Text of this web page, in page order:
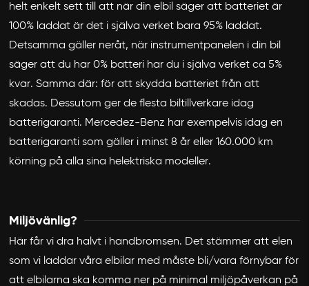
helt enkelt sett till att när din elbil säger att batteriet är
100% laddat är det i själva verket bara 95% laddat.
Detsamma gäller neråt, när instrumentpanelen i din bil
säger att du har 0% batteri har du i själva verket ca 5%
kvar. Samma där: för att skydda batteriet från att
skadas. Dessutom ger de flesta biltillverkare idag
batterigaranti. Mercedez-Benz har exempelvis idag en
batterigaranti som gäller i minst 8 år eller 160.000 km
körning på alla sina helektriska modeller.
Miljövänlig?
Här får vi dra halvt i handbromsen. Det stämmer att elen
som vi laddar våra elbilar med måste bli/vara förnybar för
att elbilarna ska komma ner på minimal miljöpåverkan på